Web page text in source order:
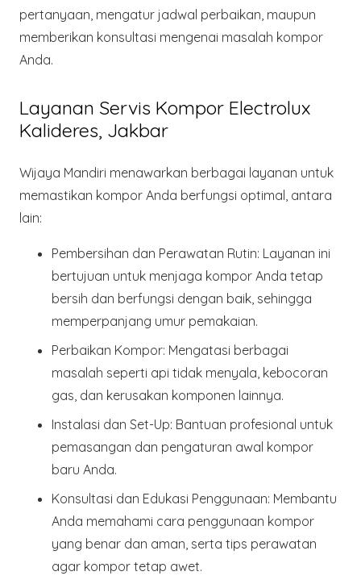
pertanyaan, mengatur jadwal perbaikan, maupun
memberikan konsultasi mengenai masalah kompor
Anda.
Layanan Servis Kompor Electrolux
Kalideres, Jakbar
Wijaya Mandiri menawarkan berbagai layanan untuk
memastikan kompor Anda berfungsi optimal, antara
lain:
Pembersihan dan Perawatan Rutin: Layanan ini
bertujuan untuk menjaga kompor Anda tetap
bersih dan berfungsi dengan baik, sehingga
memperpanjang umur pemakaian.
Perbaikan Kompor: Mengatasi berbagai
masalah seperti api tidak menyala, kebocoran
gas, dan kerusakan komponen lainnya.
Instalasi dan Set-Up: Bantuan profesional untuk
pemasangan dan pengaturan awal kompor
baru Anda.
Konsultasi dan Edukasi Penggunaan: Membantu
Anda memahami cara penggunaan kompor
yang benar dan aman, serta tips perawatan
agar kompor tetap awet.